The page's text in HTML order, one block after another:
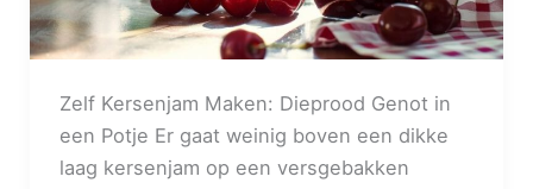
Zelf Kersenjam Maken: Dieprood Genot in
een Potje Er gaat weinig boven een dikke
laag kersenjam op een versgebakken